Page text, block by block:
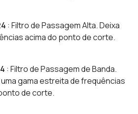
: Filtro de Passagem Alta. Deixa
acima do ponto de corte.
: Filtro de Passagem de Banda.
gama estreita de frequências
de corte.